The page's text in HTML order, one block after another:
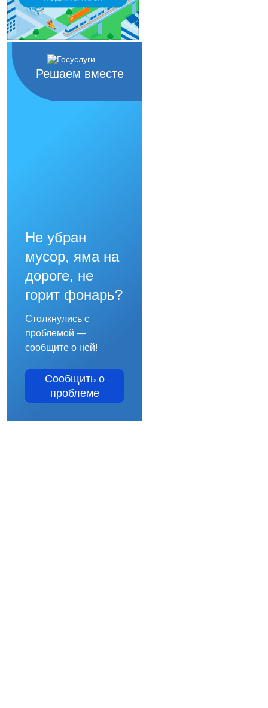
Решаем вместе
Не убран
мусор, яма на
дороге, не
горит фонарь?
Столкнулись с
проблемой —
сообщите о ней!
Сообщить о
проблеме